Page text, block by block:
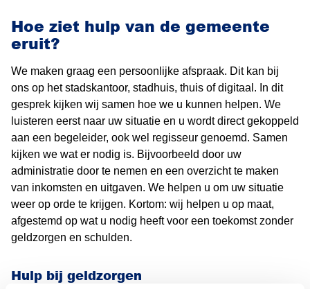
Hoe ziet hulp van de gemeente
eruit?
We maken graag een persoonlijke afspraak. Dit kan bij
ons op het stadskantoor, stadhuis, thuis of digitaal. In dit
gesprek kijken wij samen hoe we u kunnen helpen. We
luisteren eerst naar uw situatie en u wordt direct gekoppeld
aan een begeleider, ook wel regisseur genoemd. Samen
kijken we wat er nodig is. Bijvoorbeeld door uw
administratie door te nemen en een overzicht te maken
van inkomsten en uitgaven. We helpen u om uw situatie
weer op orde te krijgen. Kortom: wij helpen u op maat,
afgestemd op wat u nodig heeft voor een toekomst zonder
geldzorgen en schulden.
Hulp bij geldzorgen